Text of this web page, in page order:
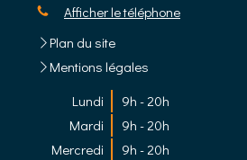
Afficher le téléphone
Plan du site
Mentions légales
Lundi
9h - 20h
Mardi
9h - 20h
Mercredi
9h - 20h